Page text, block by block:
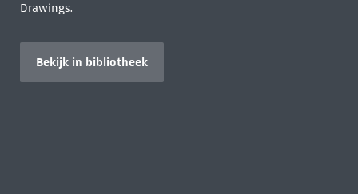
Drawings.
Bekijk in bibliotheek